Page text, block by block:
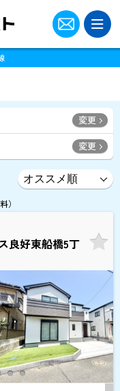
変更
変更
）
良好東船橋5丁